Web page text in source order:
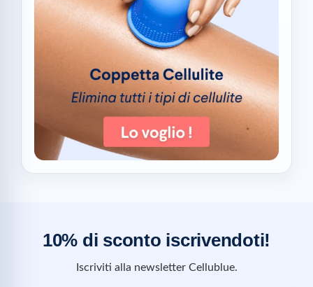
10% di sconto iscrivendoti!
Iscriviti alla newsletter Cellublue.